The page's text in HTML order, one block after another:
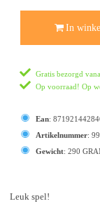
In
Gratis bezorgd
Op voorraad! Op
Ean:
Artikelnummer:
Gewicht: 290
Leuk spel!